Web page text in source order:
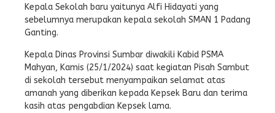
Kepala Sekolah baru yaitunya Alfi Hidayati yang
sebelumnya merupakan kepala sekolah SMAN 1 Padang
Ganting.
Kepala Dinas Provinsi Sumbar diwakili Kabid PSMA
Mahyan, Kamis (25/1/2024) saat kegiatan Pisah Sambut
di sekolah tersebut menyampaikan selamat atas
amanah yang diberikan kepada Kepsek Baru dan terima
kasih atas pengabdian Kepsek lama.